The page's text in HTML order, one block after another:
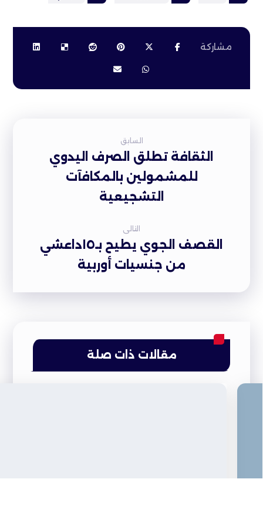
السابق
الثقافة تطلق الصرف اليدوي
للمشمولين بالمكافآت
التشجيعية
التالى
القصف الجوي يطيح بـ١٥داعشي
من جنسيات أوربية
مقالات ذات صلة